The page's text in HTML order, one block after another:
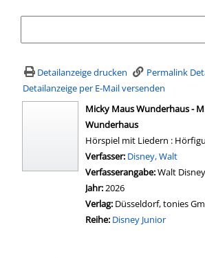
Detailanzeige drucken
Permalink
Detailanzeige per E-Mail versenden
wird in neuem Tab geöffnet
Micky Maus Wunderhaus -
Wunderhaus
Hörspiel mit Liedern :
Verfasser: Suche nach diesem
Disney, Walt
Verfasserangabe:Walt Disney
Jahr:2026
Verlag: Düsseldorf, tonies
Reihe: Disney Junior